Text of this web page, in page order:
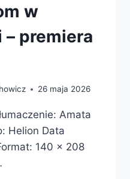
w
premiera
26 maja 2026
Amata
Helion Data
140 x 208